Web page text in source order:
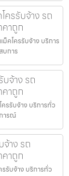
ครรับจ้าง รถ
คาถูก
ม็คโครรับจ้าง บริการ
บการ
จ้าง รถ
คาถูก
ครรับจ้าง บริการทั่ว
ารณ์
าง รถ
คาถูก
รรับจ้าง บริการทั่ว